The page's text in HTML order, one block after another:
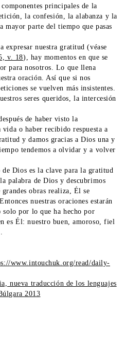
principales de la
la confesión, la alabanza y la
mayor parte del tiempo que pasas
expresar nuestra gratitud (véase
v. 18), hay momentos en que se
para nosotros. Lo que llena
oración. Así que si nos
se vuelven más insistentes.
seres queridos, la intercesión
de haber visto la
o haber recibido respuesta a
y damos gracias a Dios una y
tendemos a olvidar y a volver
Dios es la clave para la gratitud
palabra de Dios y descubrimos
obras realiza, Él se
nuestras oraciones estarán
solo por lo que ha hecho por
es Él: nuestro buen, amoroso, fiel
www.intouchuk.org/read/daily-
nueva traducción de los lenguajes
2013